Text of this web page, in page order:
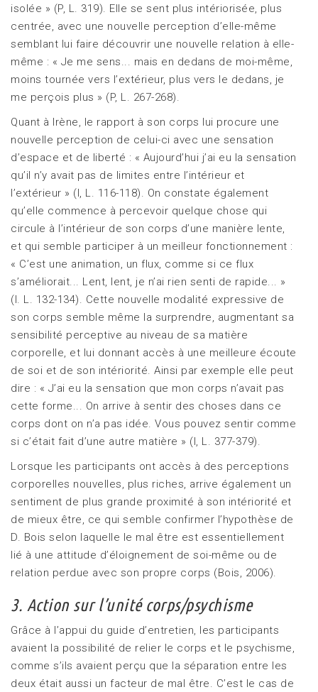
isolée » (P, L. 319). Elle se sent plus intériorisée, plus
centrée, avec une nouvelle perception d’elle-même
semblant lui faire découvrir une nouvelle relation à elle-
même : « Je me sens... mais en dedans de moi-même,
moins tournée vers l’extérieur, plus vers le dedans, je
me perçois plus » (P, L. 267-268).
Quant à Irène, le rapport à son corps lui procure une
nouvelle perception de celui-ci avec une sensation
d’espace et de liberté : « Aujourd’hui j’ai eu la sensation
qu’il n’y avait pas de limites entre l’intérieur et
l’extérieur » (I, L. 116-118). On constate également
qu’elle commence à percevoir quelque chose qui
circule à l’intérieur de son corps d’une manière lente,
et qui semble participer à un meilleur fonctionnement :
« C’est une animation, un flux, comme si ce flux
s’améliorait... Lent, lent, je n’ai rien senti de rapide... »
(I. L. 132-134). Cette nouvelle modalité expressive de
son corps semble même la surprendre, augmentant sa
sensibilité perceptive au niveau de sa matière
corporelle, et lui donnant accès à une meilleure écoute
de soi et de son intériorité. Ainsi par exemple elle peut
dire : « J’ai eu la sensation que mon corps n’avait pas
cette forme... On arrive à sentir des choses dans ce
corps dont on n’a pas idée. Vous pouvez sentir comme
si c’était fait d’une autre matière » (I, L. 377-379).
Lorsque les participants ont accès à des perceptions
corporelles nouvelles, plus riches, arrive également un
sentiment de plus grande proximité à son intériorité et
de mieux être, ce qui semble confirmer l’hypothèse de
D. Bois selon laquelle le mal être est essentiellement
lié à une attitude d’éloignement de soi-même ou de
relation perdue avec son propre corps (Bois, 2006).
3. Action sur l’unité corps/psychisme
Grâce à l’appui du guide d’entretien, les participants
avaient la possibilité de relier le corps et le psychisme,
comme s’ils avaient perçu que la séparation entre les
deux était aussi un facteur de mal être. C’est le cas de